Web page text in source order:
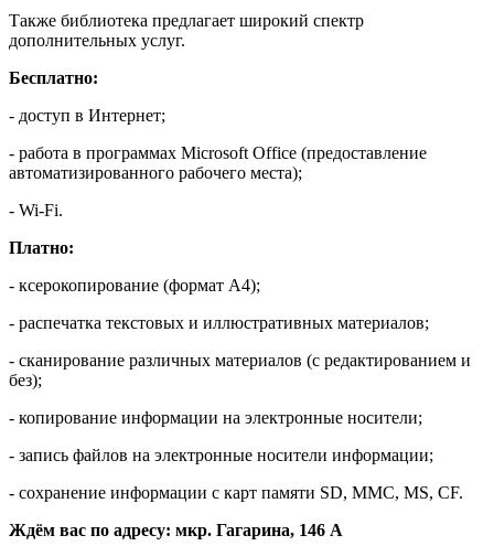
Также библиотека предлагает широкий спектр
дополнительных услуг.
Бесплатно:
- доступ в Интернет;
- работа в программах Microsoft Office (предоставление
автоматизированного рабочего места);
- Wi-Fi.
Платно:
- ксерокопирование (формат А4);
- распечатка текстовых и иллюстративных материалов;
- сканирование различных материалов (с редактированием и
без);
- копирование информации на электронные носители;
- запись файлов на электронные носители информации;
- сохранение информации с карт памяти SD, MMC, MS, CF.
Ждём вас по адресу: мкр. Гагарина, 146 А